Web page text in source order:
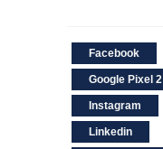
Facebook
Google Pixel 2
Instagram
Linkedin